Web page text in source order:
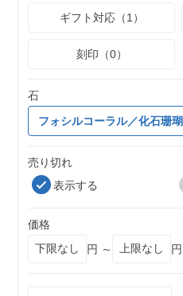
ギフト対応（1）
刻印（0）
石
フォシルコーラル／化石珊瑚
売り切れ
表示する
価格
円 ～
円